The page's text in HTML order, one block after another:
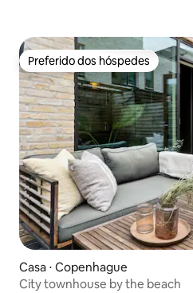
Preferido dos hóspedes
Preferido dos hóspedes
Casa ⋅ Copenhague
City townhouse by the beach